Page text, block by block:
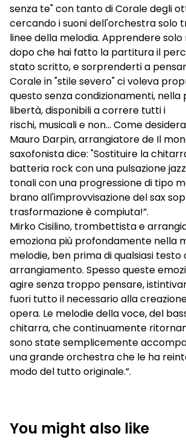
senza te" con tanto di Corale degli
cercando i suoni dell'orchestra solo
linee della melodia. Apprendere
dopo che hai fatto la partitura il
stato scritto, e sorprenderti a
Corale in "stile severo" ci voleva
questo senza condizionamenti,
libertà, disponibili a correre tutti i
rischi, musicali e non... Come
Mauro Darpin, arrangiatore de Il
saxofonista dice: "Sostituire la
batteria rock con una pulsazione
tonali con una progressione di tipo
brano all'improvvisazione del sax
trasformazione è compiuta!”.
Mirko Cisilino, trombettista e
emoziona più profondamente nella
melodie, ben prima di qualsiasi testo
arrangiamento. Spesso queste
agire senza troppo pensare,
fuori tutto il necessario alla
opera. Le melodie della voce, del
chitarra, che continuamente
sono state semplicemente
una grande orchestra che le ha
modo del tutto originale.”.
You might also like